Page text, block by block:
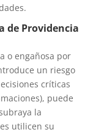
de Providencia
o engañosa por
un riesgo
críticas
puede
la
utilicen su